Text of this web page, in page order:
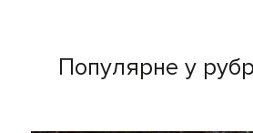
Популярне у